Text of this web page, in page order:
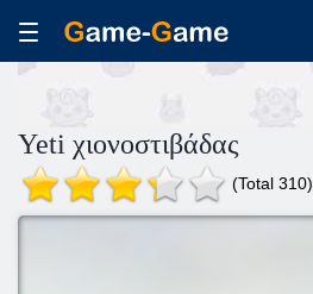
Yeti χιονοστιβάδας
(Total 310)